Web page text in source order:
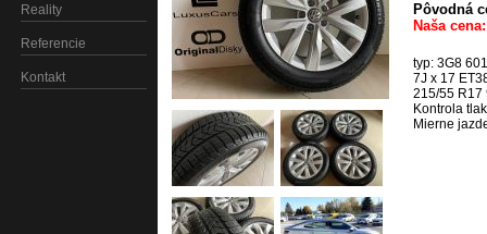
Reality
Referencie
Kontakt
Pôvodná
Naša
typ: 3G8
7J x 17
215/55 R17
Kontrola
Mierne